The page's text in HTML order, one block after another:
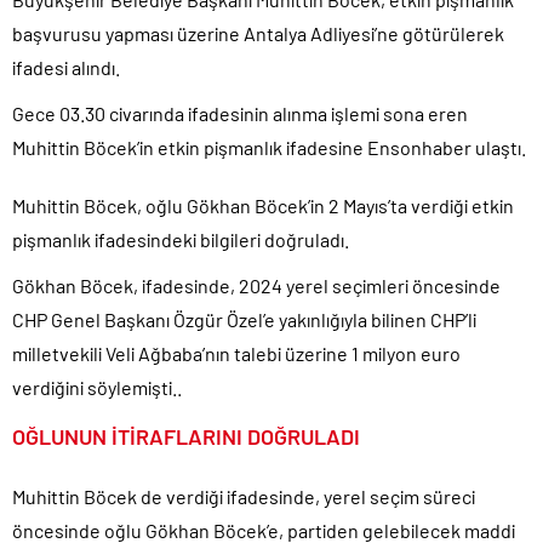
CHP Lideri Kılıçdaoğlu’ndan Terörsüz Türkiye sürecine destek
açıklaması..
TÜİK sipariş enflasyon oranlarını açıkladı!.
Etimesgut Belediye Başkanı Erdal Beşikçioğlu hakkında
verildi..
başvurusu yapması üzerine Antalya Adliyesi’ne götürülerek
ifadesi alındı.
Gece 03.30 civarında ifadesinin alınma işlemi sona eren
Muhittin Böcek’in etkin pişmanlık ifadesine Ensonhaber ulaştı.
Muhittin Böcek, oğlu Gökhan Böcek’in 2 Mayıs’ta verdiği etkin
pişmanlık ifadesindeki bilgileri doğruladı.
Gökhan Böcek, ifadesinde, 2024 yerel seçimleri öncesinde
CHP Genel Başkanı Özgür Özel’e yakınlığıyla bilinen CHP’li
milletvekili Veli Ağbaba’nın talebi üzerine 1 milyon euro
verdiğini söylemişti..
OĞLUNUN İTİRAFLARINI DOĞRULADI
Muhittin Böcek de verdiği ifadesinde, yerel seçim süreci
öncesinde oğlu Gökhan Böcek’e, partiden gelebilecek maddi